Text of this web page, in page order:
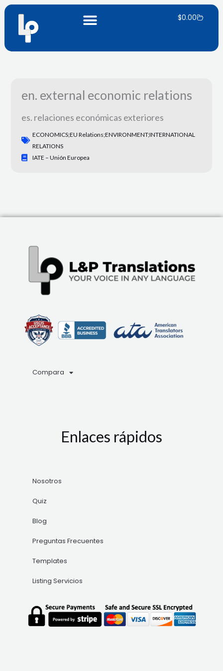
contenido
$0.00Carrito
en. external economic relations
es. relaciones económicas exteriores
ECONOMICS;EU Relations;ENVIRONMENT;INTERNATIONAL
RELATIONS
IATE – Unión Europea
Compara
Enlaces rápidos
Nosotros
Quiz
Blog
Preguntas Frecuentes
Templates
Listing Servicios